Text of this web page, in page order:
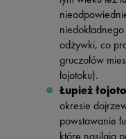
odżywki, co
gruczołów
łojotoku).
Łupież
okresie
powstawanie
które nasilają